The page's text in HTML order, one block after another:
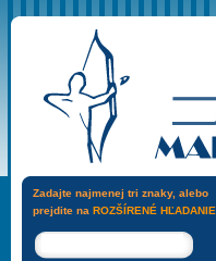
Zadajte najmenej tri znaky, alebo
prejdite na ROZŠÍRENÉ HĽADANIE